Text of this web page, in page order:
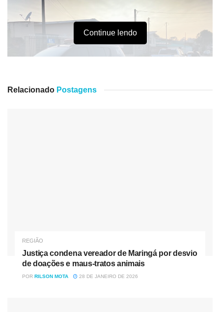
Continue lendo
Relacionado Postagens
REGIÃO
Justiça condena vereador de Maringá por desvio
de doações e maus-tratos animais
POR RILSON MOTA 28 DE JANEIRO DE 2026